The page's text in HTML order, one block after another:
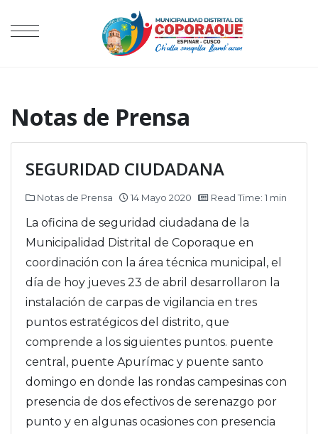
Notas de Prensa
SEGURIDAD CIUDADANA
Notas de Prensa 14 Mayo 2020 Read Time: 1 min
La oficina de seguridad ciudadana de la
Municipalidad Distrital de Coporaque en
coordinación con la área técnica municipal, el
día de hoy jueves 23 de abril desarrollaron la
instalación de carpas de vigilancia en tres
puntos estratégicos del distrito, que
comprende a los siguientes puntos. puente
central, puente Apurímac y puente santo
domingo en donde las rondas campesinas con
presencia de dos efectivos de serenazgo por
punto y en algunas ocasiones con presencia